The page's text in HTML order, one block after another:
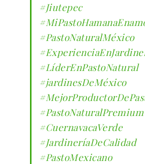
#Jiutepec
#PastoNaturalMéxico
#LíderEnPastoNatural
#jardinesDeMéxico
#PastoNaturalPremium
#CuernavacaVerde
#JardineríaDeCalidad
#PastoMexicano